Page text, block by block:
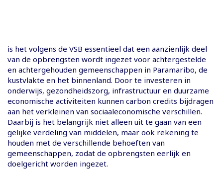
is het volgens de VSB essentieel dat een aanzienlijk deel
van de opbrengsten wordt ingezet voor achtergestelde
en achtergehouden gemeenschappen in Paramaribo, de
kustvlakte en het binnenland. Door te investeren in
onderwijs, gezondheidszorg, infrastructuur en duurzame
economische activiteiten kunnen carbon credits bijdragen
aan het verkleinen van sociaaleconomische verschillen.
Daarbij is het belangrijk niet alleen uit te gaan van een
gelijke verdeling van middelen, maar ook rekening te
houden met de verschillende behoeften van
gemeenschappen, zodat de opbrengsten eerlijk en
doelgericht worden ingezet.